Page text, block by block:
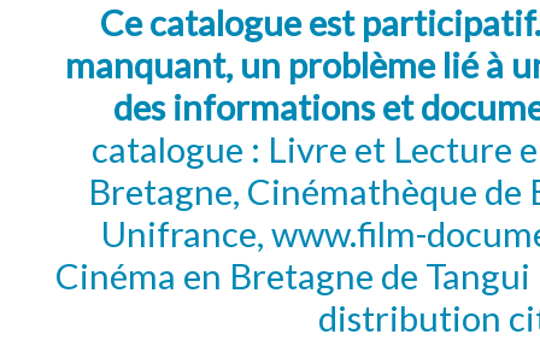
Ce catalogue est
manquant, un problème lié à
des informations et
catalogue : Livre et Lecture
Bretagne, Cinémathèque de
Unifrance, www.film-
Cinéma en Bretagne de
distribution